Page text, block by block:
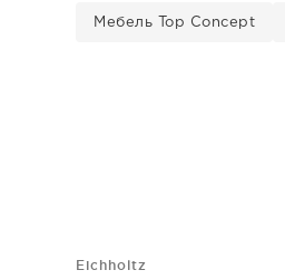
Мебель Top Concept
Eichholtz